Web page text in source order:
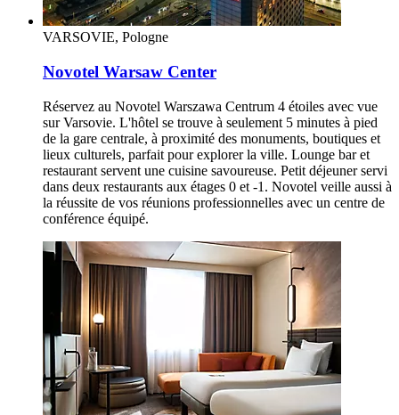
VARSOVIE, Pologne
Novotel Warsaw Center
Réservez au Novotel Warszawa Centrum 4 étoiles avec vue
sur Varsovie. L'hôtel se trouve à seulement 5 minutes à pied
de la gare centrale, à proximité des monuments, boutiques et
lieux culturels, parfait pour explorer la ville. Lounge bar et
restaurant servent une cuisine savoureuse. Petit déjeuner servi
dans deux restaurants aux étages 0 et -1. Novotel veille aussi à
la réussite de vos réunions professionnelles avec un centre de
conférence équipé.